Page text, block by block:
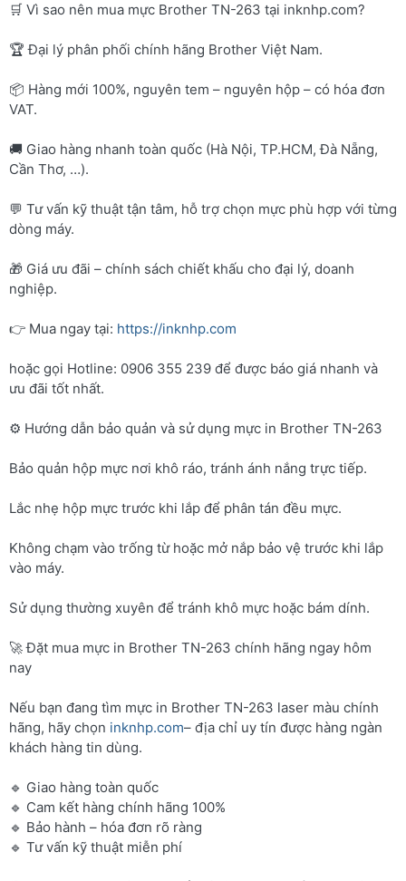
🛒 Vì sao nên mua mực Brother TN-263 tại inknhp.com?
🏆 Đại lý phân phối chính hãng Brother Việt Nam.
📦 Hàng mới 100%, nguyên tem – nguyên hộp – có hóa đơn
VAT.
🚚 Giao hàng nhanh toàn quốc (Hà Nội, TP.HCM, Đà Nẵng,
Cần Thơ, …).
💬 Tư vấn kỹ thuật tận tâm, hỗ trợ chọn mực phù hợp với từng
dòng máy.
🎁 Giá ưu đãi – chính sách chiết khấu cho đại lý, doanh
nghiệp.
👉 Mua ngay tại: https://inknhp.com
hoặc gọi Hotline: 0906 355 239 để được báo giá nhanh và
ưu đãi tốt nhất.
⚙️ Hướng dẫn bảo quản và sử dụng mực in Brother TN-263
Bảo quản hộp mực nơi khô ráo, tránh ánh nắng trực tiếp.
Lắc nhẹ hộp mực trước khi lắp để phân tán đều mực.
Không chạm vào trống từ hoặc mở nắp bảo vệ trước khi lắp
vào máy.
Sử dụng thường xuyên để tránh khô mực hoặc bám dính.
🚀 Đặt mua mực in Brother TN-263 chính hãng ngay hôm
nay
Nếu bạn đang tìm mực in Brother TN-263 laser màu chính
hãng, hãy chọn inknhp.com– địa chỉ uy tín được hàng ngàn
khách hàng tin dùng.
🔹 Giao hàng toàn quốc
🔹 Cam kết hàng chính hãng 100%
🔹 Bảo hành – hóa đơn rõ ràng
🔹 Tư vấn kỹ thuật miễn phí